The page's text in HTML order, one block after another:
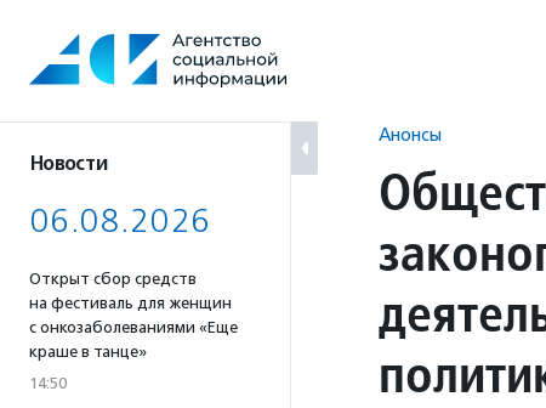
содержанию
Новости
06.08.2026
Открыт сбор средств
на фестиваль для женщин
с онкозаболеваниями «Еще
краше в танце»
14:50
Анонсы